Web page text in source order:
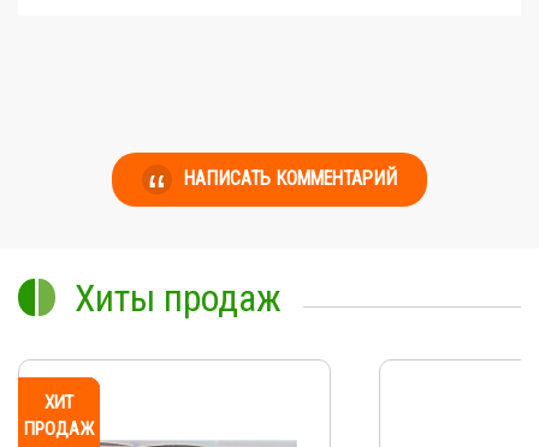
НАПИСАТЬ КОММЕНТАРИЙ
Хиты продаж